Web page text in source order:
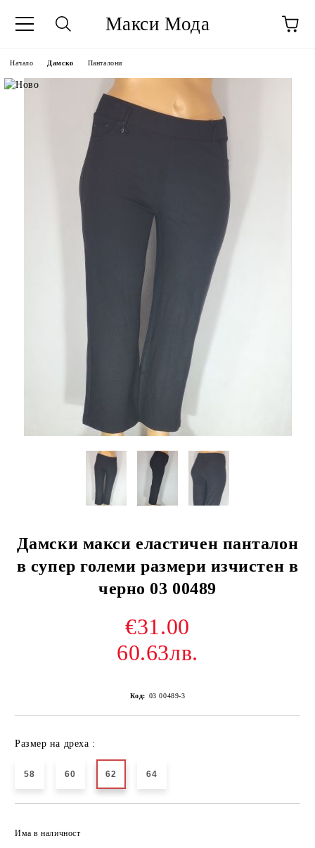
Макси Мода
Начало Дамско Панталони
Дамски макси еластичен панталон
в супер големи размери изчистен в
черно 03 00489
€31.00
60.63лв.
Код: 03 00489-3
Размер на дреха :
58 60 62 64
Има в наличност